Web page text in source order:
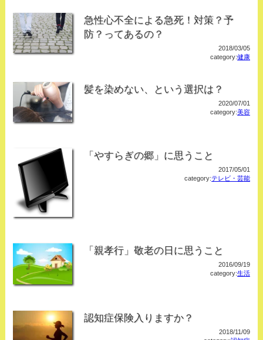
急性心不全による急死！対策？予
防？ってあるの？
2018/03/05
category:健康
髪を染めない、という選択は？
2020/07/01
category:美容
「やすらぎの郷」に思うこと
2017/05/01
category:テレビ・芸能
「親孝行」敬老の日に思うこと
2016/09/19
category:生活
認知症保険入りますか？
2018/11/09